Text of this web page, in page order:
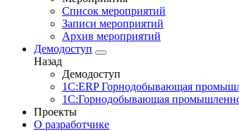
Список мероприятий
Записи мероприятий
Архив мероприятий
Демодоступ
Назад
Демодоступ
1С:ERP Горнодобывающая
1С:Горнодобывающая
Проекты
О разработчике